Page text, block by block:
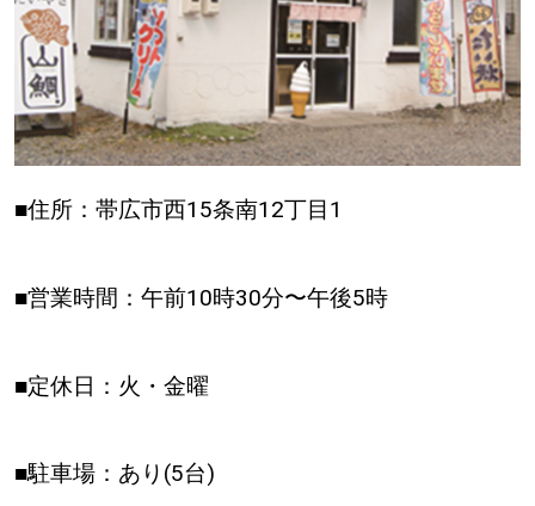
■住所：帯広市西15条南12丁目1
■営業時間：午前10時30分〜午後5時
■定休日：火・金曜
■駐車場：あり(5台)